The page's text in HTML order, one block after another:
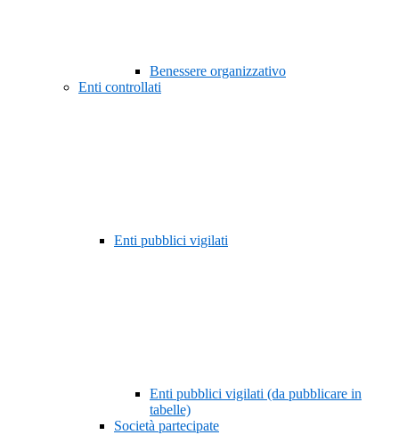
Benessere organizzativo
Enti controllati
Enti pubblici vigilati
Enti pubblici vigilati (da pubblicare in
tabelle)
Società partecipate